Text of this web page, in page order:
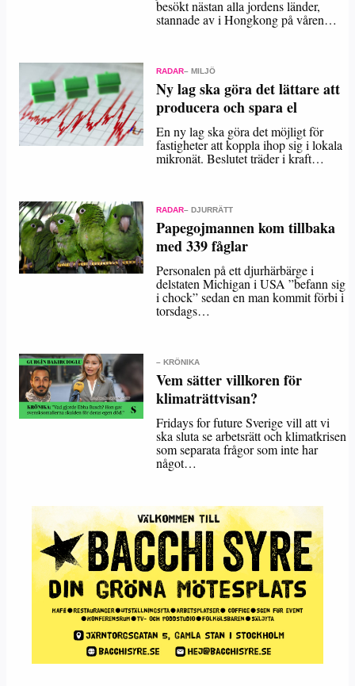
besökt nästan alla jordens länder,
stannade av i Hongkong på våren…
RADAR– MILJÖ
Ny lag ska göra det lättare att
producera och spara el
En ny lag ska göra det möjligt för
fastigheter att koppla ihop sig i lokala
mikronät. Beslutet träder i kraft…
RADAR– DJURRÄTT
Papegojmannen kom tillbaka
med 339 fåglar
Personalen på ett djurhärbärge i
delstaten Michigan i USA ”befann sig
i chock” sedan en man kommit förbi i
torsdags…
– KRÖNIKA
Vem sätter villkoren för
klimaträttvisan?
Fridays for future Sverige vill att vi
ska sluta se arbetsrätt och klimatkrisen
som separata frågor som inte har
något…